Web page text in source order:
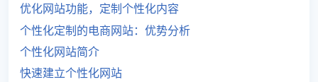
优化网站功能，定制个性化内容
个性化定制的电商网站：优势分析
个性化网站简介
快速建立个性化网站